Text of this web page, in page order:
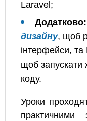
Laravel;
Додатково:
дизайну, щоб
інтерфейси,
щоб запускати
коду.
Уроки
практичними